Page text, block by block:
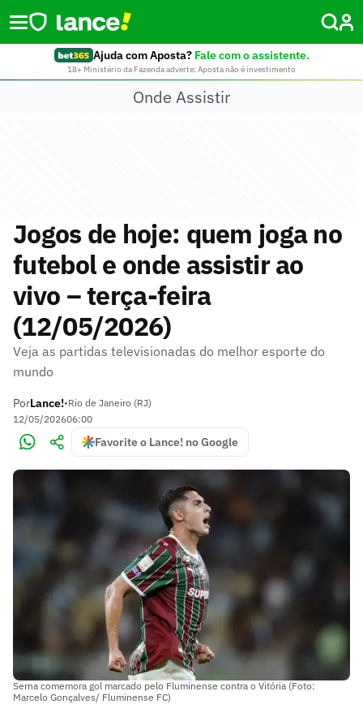
Ajuda com Aposta? Fale com o assistente.
18+ Ministério da Fazenda adverte: Aposta não é investimento
Onde Assistir
Jogos de hoje: quem joga no
futebol e onde assistir ao
vivo – terça-feira
(12/05/2026)
Veja as partidas televisionadas do melhor esporte do
mundo
PorLance!•Rio de Janeiro (RJ)
12/05/202606:00
Favorite o Lance! no Google
Serna comemora gol marcado pelo Fluminense contra o Vitória (Foto:
Marcelo Gonçalves/ Fluminense FC)